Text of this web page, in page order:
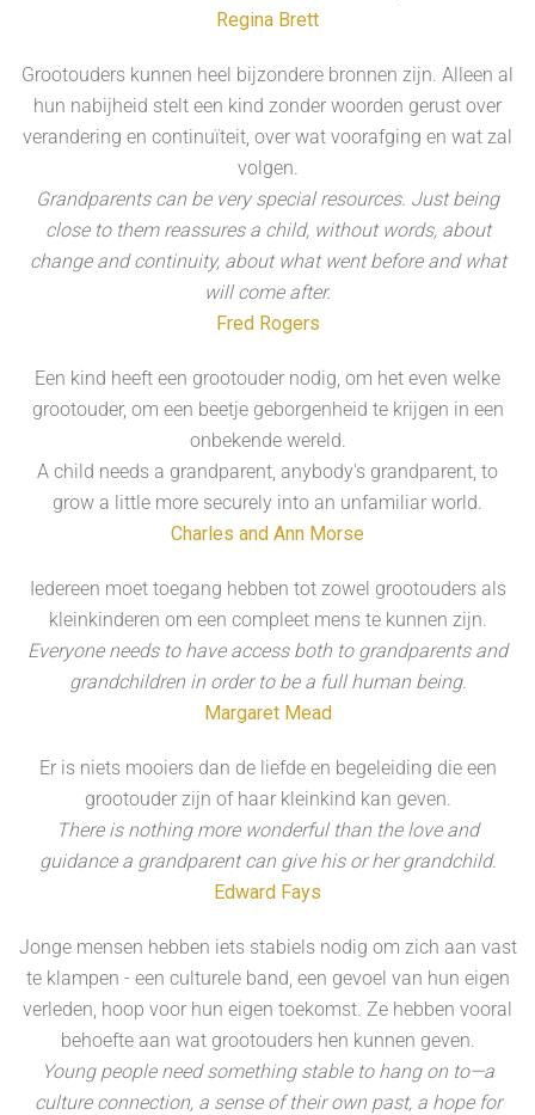
Regina Brett
Grootouders kunnen heel bijzondere bronnen zijn. Alleen al
hun nabijheid stelt een kind zonder woorden gerust over
verandering en continuïteit, over wat voorafging en wat zal
volgen.
Grandparents can be very special resources. Just being
close to them reassures a child, without words, about
change and continuity, about what went before and what
will come after.
Fred Rogers
Een kind heeft een grootouder nodig, om het even welke
grootouder, om een beetje geborgenheid te krijgen in een
onbekende wereld.
A child needs a grandparent, anybody's grandparent, to
grow a little more securely into an unfamiliar world.
Charles and Ann Morse
Iedereen moet toegang hebben tot zowel grootouders als
kleinkinderen om een compleet mens te kunnen zijn.
Everyone needs to have access both to grandparents and
grandchildren in order to be a full human being.
Margaret Mead
Er is niets mooiers dan de liefde en begeleiding die een
grootouder zijn of haar kleinkind kan geven.
There is nothing more wonderful than the love and
guidance a grandparent can give his or her grandchild.
Edward Fays
Jonge mensen hebben iets stabiels nodig om zich aan vast
te klampen - een culturele band, een gevoel van hun eigen
verleden, hoop voor hun eigen toekomst. Ze hebben vooral
behoefte aan wat grootouders hen kunnen geven.
Young people need something stable to hang on to—a
culture connection, a sense of their own past, a hope for